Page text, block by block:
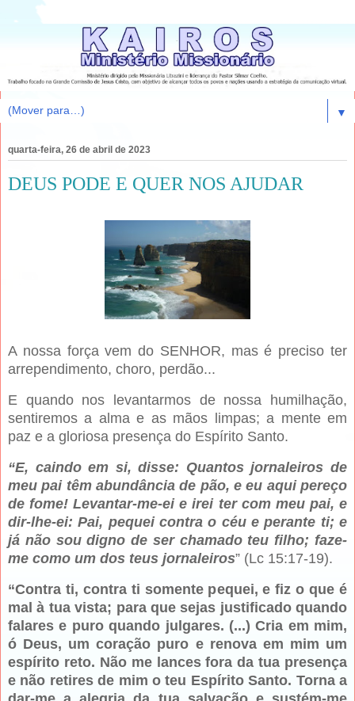
▼
quarta-feira, 26 de abril de 2023
DEUS PODE E QUER NOS AJUDAR
A nossa força vem do SENHOR, mas é preciso ter
arrependimento, choro, perdão...
E quando nos levantarmos de nossa humilhação,
sentiremos a alma e as mãos limpas; a mente em
paz e a gloriosa presença do Espírito Santo.
“E, caindo em si, disse: Quantos jornaleiros de
meu pai têm abundância de pão, e eu aqui pereço
de fome! Levantar-me-ei e irei ter com meu pai, e
dir-lhe-ei: Pai, pequei contra o céu e perante ti; e
já não sou digno de ser chamado teu filho; faze-
me como um dos teus jornaleiros” (Lc 15:17-19).
“Contra ti, contra ti somente pequei, e fiz o que é
mal à tua vista; para que sejas justificado quando
falares e puro quando julgares. (...) Cria em mim,
ó Deus, um coração puro e renova em mim um
espírito reto. Não me lances fora da tua presença
e não retires de mim o teu Espírito Santo. Torna a